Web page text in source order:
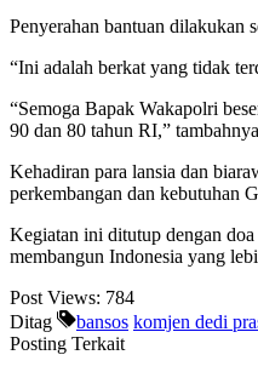
Penyerahan bantuan dilakukan
“Ini adalah berkat yang tidak
“Semoga Bapak Wakapolri
90 dan 80 tahun RI,”
Kehadiran para lansia dan
perkembangan dan kebutuhan
Kegiatan ini ditutup dengan
membangun Indonesia yang
Post Views: 784
Ditag
bansos komjen dedi
Posting Terkait